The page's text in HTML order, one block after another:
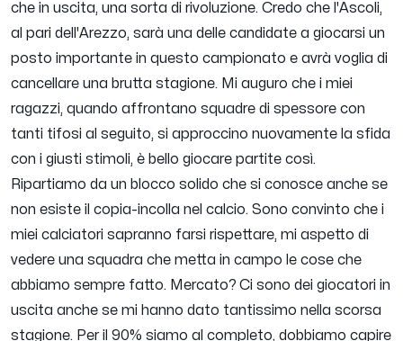
che in uscita, una sorta di rivoluzione. Credo che l'Ascoli,
al pari dell'Arezzo, sarà una delle candidate a giocarsi un
posto importante in questo campionato e avrà voglia di
cancellare una brutta stagione. Mi auguro che i miei
ragazzi, quando affrontano squadre di spessore con
tanti tifosi al seguito, si approccino nuovamente la sfida
con i giusti stimoli, è bello giocare partite così.
Ripartiamo da un blocco solido che si conosce anche se
non esiste il copia-incolla nel calcio. Sono convinto che i
miei calciatori sapranno farsi rispettare, mi aspetto di
vedere una squadra che metta in campo le cose che
abbiamo sempre fatto. Mercato? Ci sono dei giocatori in
uscita anche se mi hanno dato tantissimo nella scorsa
stagione. Per il 90% siamo al completo, dobbiamo capire